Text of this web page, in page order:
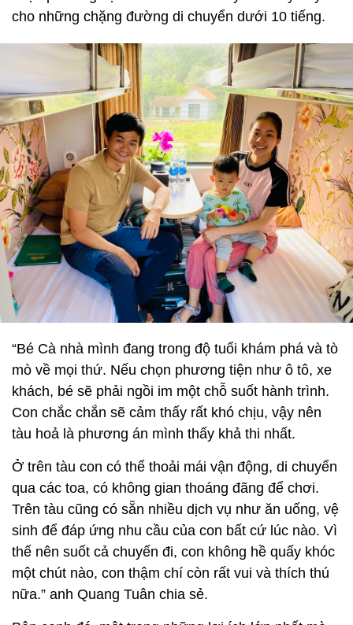
cho những chặng đường di chuyển dưới 10 tiếng.
“Bé Cà nhà mình đang trong độ tuổi khám phá và tò
mò về mọi thứ. Nếu chọn phương tiện như ô tô, xe
khách, bé sẽ phải ngồi im một chỗ suốt hành trình.
Con chắc chắn sẽ cảm thấy rất khó chịu, vậy nên
tàu hoả là phương án mình thấy khả thi nhất.
Ở trên tàu con có thể thoải mái vận động, di chuyển
qua các toa, có không gian thoáng đãng để chơi.
Trên tàu cũng có sẵn nhiều dịch vụ như ăn uống, vệ
sinh để đáp ứng nhu cầu của con bất cứ lúc nào. Vì
thế nên suốt cả chuyến đi, con không hề quấy khóc
một chút nào, con thậm chí còn rất vui và thích thú
nữa.” anh Quang Tuân chia sẻ.